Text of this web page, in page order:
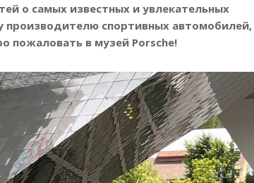
о самых известных и увлекательных
производителю спортивных автомобилей,
пожаловать в музей Porsche!